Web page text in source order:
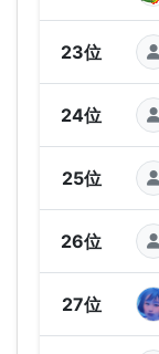
23位
24位
25位
26位
27位